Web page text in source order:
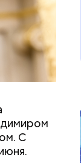
С
акций
все
как
с